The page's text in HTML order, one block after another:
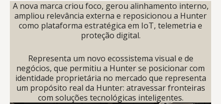
A nova marca criou foco, gerou alinhamento interno,
ampliou relevância externa e reposicionou a Hunter
como plataforma estratégica em IoT, telemetria e
proteção digital.
Representa um novo ecossistema visual e de
negócios, que permitiu a Hunter se posicionar com
identidade proprietária no mercado que representa
um propósito real da Hunter: atravessar fronteiras
com soluções tecnológicas inteligentes.